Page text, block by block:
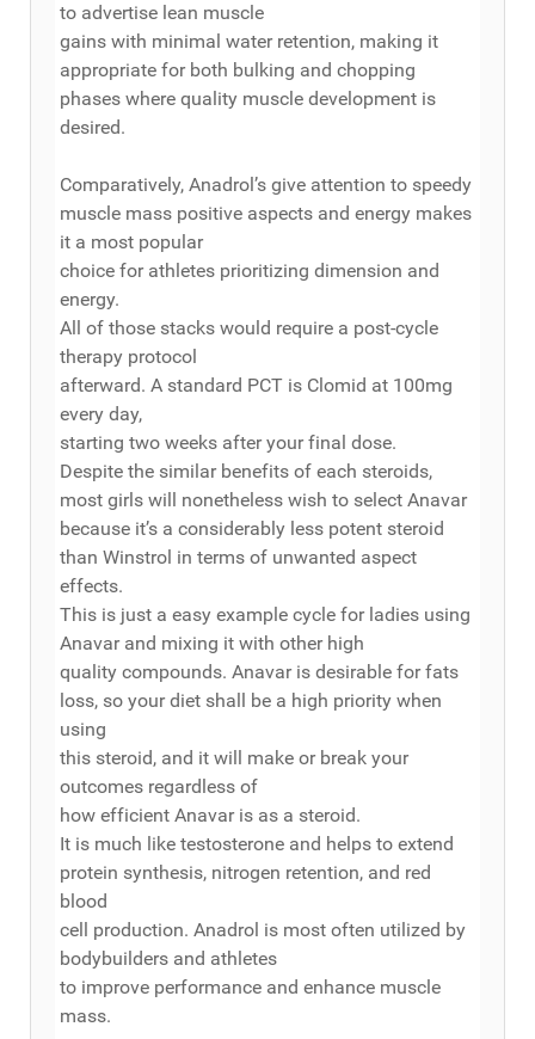
to advertise lean muscle
gains with minimal water retention, making it
appropriate for both bulking and chopping
phases where quality muscle development is
desired.
Comparatively, Anadrol’s give attention to speedy
muscle mass positive aspects and energy makes
it a most popular
choice for athletes prioritizing dimension and
energy.
All of those stacks would require a post-cycle
therapy protocol
afterward. A standard PCT is Clomid at 100mg
every day,
starting two weeks after your final dose.
Despite the similar benefits of each steroids,
most girls will nonetheless wish to select Anavar
because it’s a considerably less potent steroid
than Winstrol in terms of unwanted aspect
effects.
This is just a easy example cycle for ladies using
Anavar and mixing it with other high
quality compounds. Anavar is desirable for fats
loss, so your diet shall be a high priority when
using
this steroid, and it will make or break your
outcomes regardless of
how efficient Anavar is as a steroid.
It is much like testosterone and helps to extend
protein synthesis, nitrogen retention, and red
blood
cell production. Anadrol is most often utilized by
bodybuilders and athletes
to improve performance and enhance muscle
mass.